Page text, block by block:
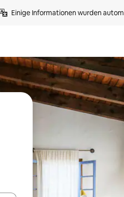
Einige Informationen wurden